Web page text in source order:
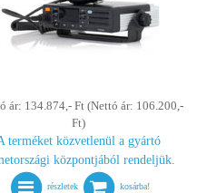
ár: 134.874,- Ft (Nettó ár: 106.200,-
Ft)
terméket közvetlenül a gyártó
központjából rendeljük.
részletek kosárba!